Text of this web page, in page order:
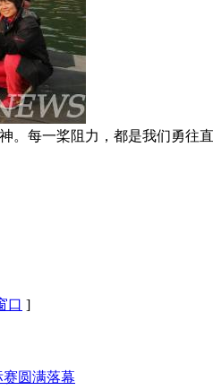
每一桨阻力，都是我们勇往
口 ]
赛圆满落幕